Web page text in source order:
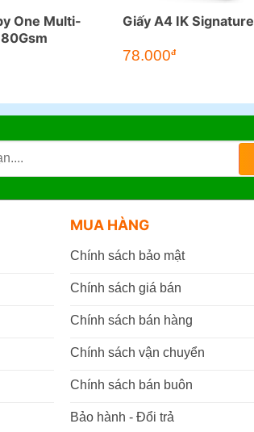
One Multi-
Giấy A4 IK Signature
78.000đ
MUA HÀNG
Chính sách bảo mật
Chính sách giá bán
Chính sách bán hàng
Chính sách vận chuyển
Chính sách bán buôn
Bảo hành - Đổi trả